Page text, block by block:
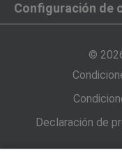
Configuración de
©
Declaración de